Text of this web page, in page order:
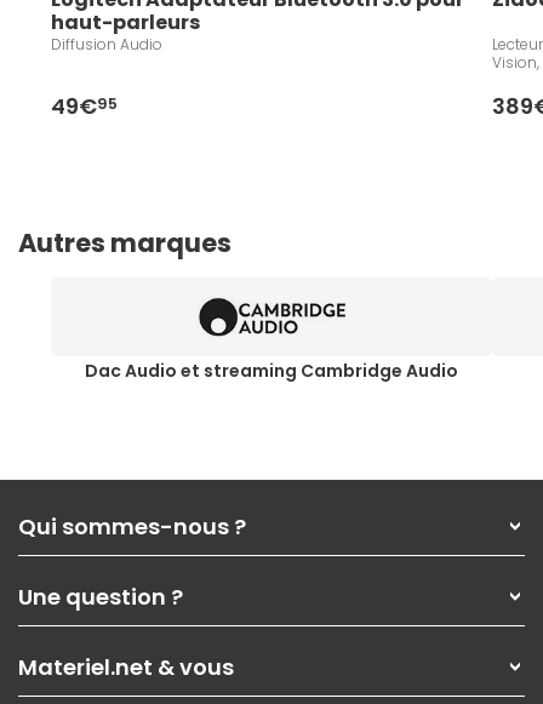
haut-parleurs
Diffusion Audio
49€95
Vision,
Autres marques
Dac Audio et streaming Cambridge Audio
Qui sommes-nous ?
Nos services
Les magasins Materiel.net
Nos solutions pour les pros
Contactez-nous
Une question ?
Paiement, livraison
Materiel.net & vous